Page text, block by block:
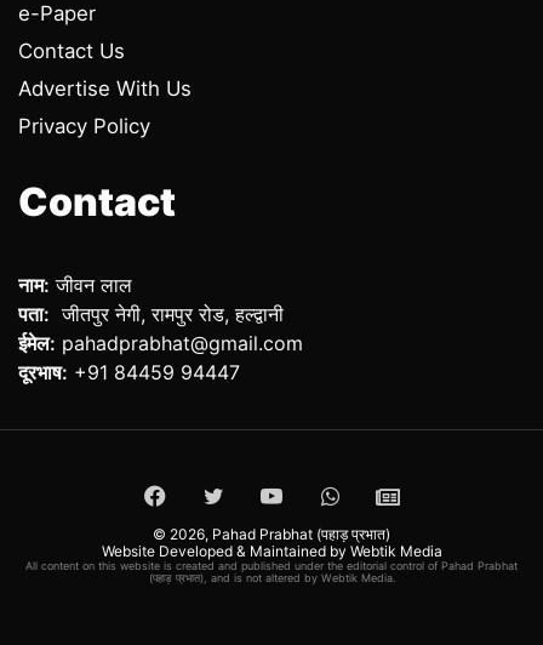
e-Paper
Contact Us
Advertise With Us
Privacy Policy
Contact
नाम: जीवन लाल
पता: जीतपुर नेगी, रामपुर रोड, हल्द्वानी
ईमेल: pahadprabhat@gmail.com
दूरभाष: +91 84459 94447
Facebook
TwitterYouTubeWhatsApp
ePaper
© 2026, Pahad Prabhat (पहाड़ प्रभात)
Website Developed & Maintained by Webtik Media
All content on this website is created and published under the editorial control of Pahad Prabhat
(पहाड़ प्रभात), and is not altered by Webtik Media.